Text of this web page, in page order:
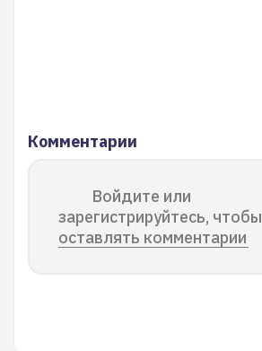
Комментарии
Войдите или
зарегистрируйтесь, чтобы
оставлять комментарии